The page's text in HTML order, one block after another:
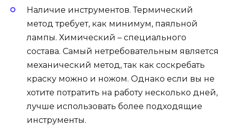
Наличие инструментов. Термический
метод требует, как минимум, паяльной
лампы. Химический – специального
состава. Самый нетребовательным является
механический метод, так как соскребать
краску можно и ножом. Однако если вы не
хотите потратить на работу несколько дней,
лучше использовать более подходящие
инструменты.